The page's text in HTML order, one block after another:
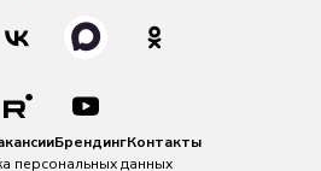
БрендингКонтакты
персональных данных